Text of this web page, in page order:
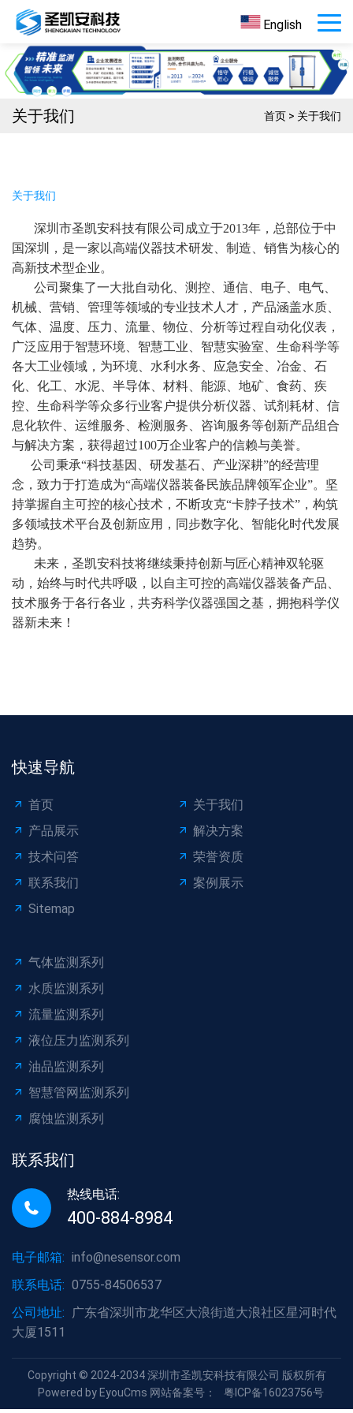
English
关于我们 首页 > 关于我们
关于我们
深圳市圣凯安科技有限公司成立于2013年，总部位于中
国深圳，是一家以高端仪器技术研发、制造、销售为核心的
高新技术型企业。
公司聚集了一大批自动化、测控、通信、电子、电气、
机械、营销、管理等领域的专业技术人才，产品涵盖水质、
气体、温度、压力、流量、物位、分析等过程自动化仪表，
广泛应用于智慧环境、智慧工业、智慧实验室、生命科学等
各大工业领域，为环境、水利水务、应急安全、冶金、石
化、化工、水泥、半导体、材料、能源、地矿、食药、疾
控、生命科学等众多行业客户提供分析仪器、试剂耗材、信
息化软件、运维服务、检测服务、咨询服务等创新产品组合
与解决方案，获得超过100万企业客户的信赖与美誉。
公司秉承“科技基因、研发基石、产业深耕”的经营理
念，致力于打造成为“高端仪器装备民族品牌领军企业”。坚
持掌握自主可控的核心技术，不断攻克“卡脖子技术”，构筑
多领域技术平台及创新应用，同步数字化、智能化时代发展
趋势。
未来，圣凯安科技将继续秉持创新与匠心精神双轮驱
动，始终与时代共呼吸，以自主可控的高端仪器装备产品、
技术服务于各行各业，共夯科学仪器强国之基，拥抱科学仪
器新未来！
快速导航
首页
关于我们
产品展示
解决方案
技术问答
荣誉资质
联系我们
案例展示
Sitemap
气体监测系列
水质监测系列
流量监测系列
液位压力监测系列
油品监测系列
智慧管网监测系列
腐蚀监测系列
联系我们
热线电话:
400-884-8984
电子邮箱: info@nesensor.com
联系电话: 0755-84506537
公司地址: 广东省深圳市龙华区大浪街道大浪社区星河时代
大厦1511
Copyright © 2024-2034 深圳市圣凯安科技有限公司 版权所有
Powered by EyouCms 网站备案号： 粤ICP备16023756号